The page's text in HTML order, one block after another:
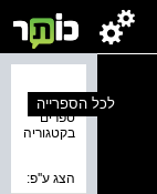
ספרים
בקטגוריה
לכל הספרייה
הצג ע''פ: